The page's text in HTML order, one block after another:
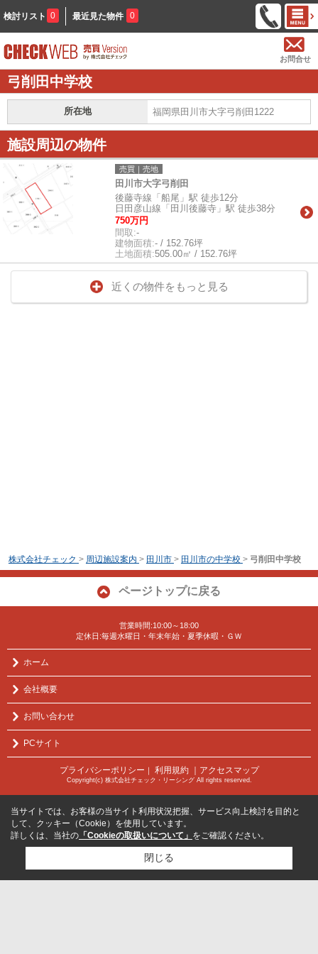
検討リスト 0 最近見た物件 0
お問合せ
弓削田中学校
所在地 福岡県田川市大字弓削田1222
施設周辺の物件
売買｜売地
田川市大字弓削田
後藤寺線「船尾」駅 徒歩12分
日田彦山線「田川後藤寺」駅 徒歩38分
750万円
間取:-
建物面積:- / 152.76坪
土地面積:505.00㎡ / 152.76坪
近くの物件をもっと見る
株式会社チェック > 周辺施設案内 > 田川市 > 田川市の中学校 > 弓削田中学校
ページトップに戻る
営業時間:10:00～18:00
定休日:毎週水曜日・年末年始・夏季休暇・ＧＷ
ホーム
会社概要
お問い合わせ
PCサイト
プライバシーポリシー ｜ 利用規約 ｜アクセスマップ
Copyright(c) 株式会社チェック・リーシング All rights reserved.
当サイトでは、お客様の当サイト利用状況把握、サービス向上検討を目的と
して、クッキー（Cookie）を使用しています。
詳しくは、当社の 「Cookieの取扱いについて」 をご確認ください。
閉じる